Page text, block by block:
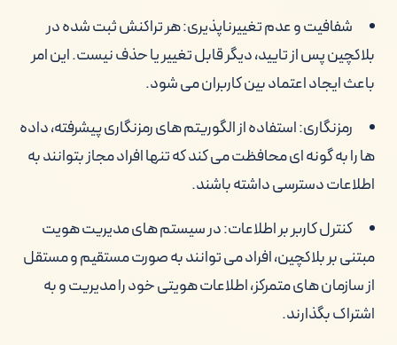
شفافیت و عدم تغییرناپذیری: هر تراکنش ثبت شده در
بلاکچین پس از تایید، دیگر قابل تغییر یا حذف نیست. این امر
باعث ایجاد اعتماد بین کاربران می شود.
رمزنگاری: استفاده از الگوریتم های رمزنگاری پیشرفته، داده
ها را به گونه ای محافظت می کند که تنها افراد مجاز بتوانند به
اطلاعات دسترسی داشته باشند.
کنترل کاربر بر اطلاعات: در سیستم های مدیریت هویت
مبتنی بر بلاکچین، افراد می توانند به صورت مستقیم و مستقل
از سازمان های متمرکز، اطلاعات هویتی خود را مدیریت و به
اشتراک بگذارند.